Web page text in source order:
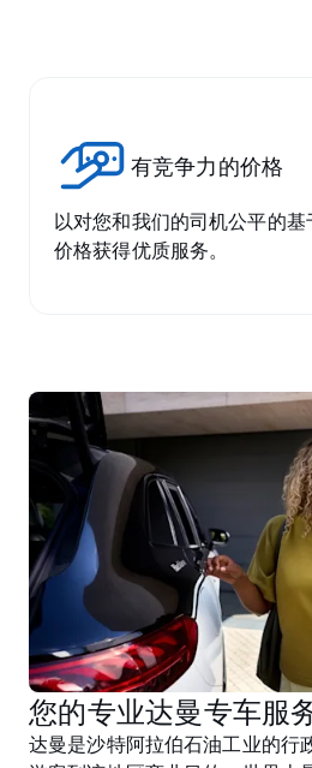
有竞争力的价格
以对您和我们的司机公平的基
价格获得优质服务。
您的专业达曼专车服
达曼是沙特阿拉伯石油工业的行